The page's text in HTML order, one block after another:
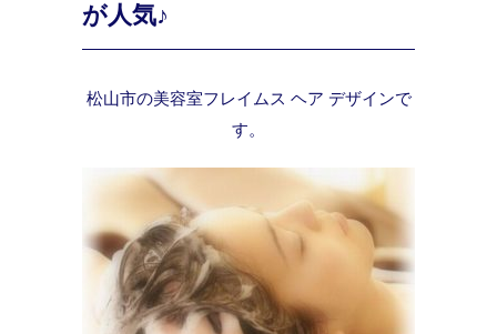
が人気♪
松山市の美容室フレイムス ヘア デザインで
す。